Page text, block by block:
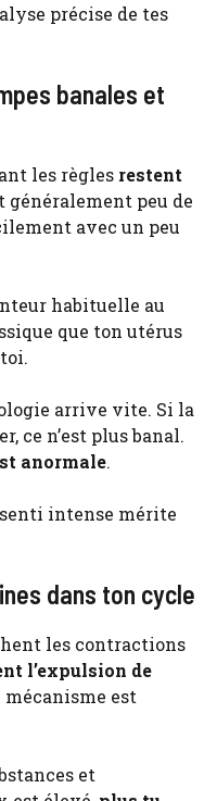
précise de tes
banales et
les règles restent
généralement peu de
avec un peu
habituelle au
que ton utérus
arrive vite. Si la
ce n’est plus banal.
anormale.
intense mérite
dans ton cycle
les contractions
l’expulsion de
mécanisme est
et